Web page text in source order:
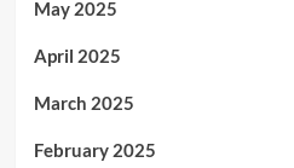
May 2025
April 2025
March 2025
February 2025